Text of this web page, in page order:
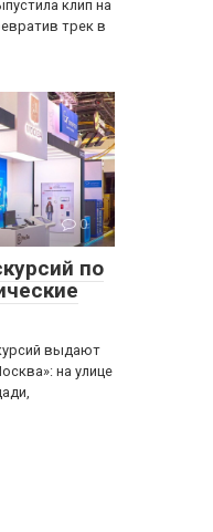
клип на
трек в
0
по
выдают
на улице